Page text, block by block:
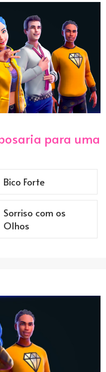
para uma
Bico Forte
Sorriso com os
Olhos